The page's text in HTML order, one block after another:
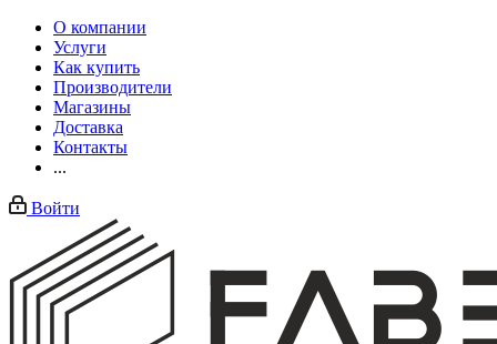
О компании
Услуги
Как купить
Производители
Магазины
Доставка
Контакты
...
Войти